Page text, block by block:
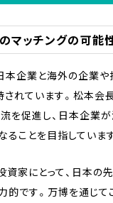
マッチングの可能
本企業と海外の企業や
されています。松本会
を促進し、日本企業
ことを目指しています
資家にとって、日本の
的です。万博を通じて